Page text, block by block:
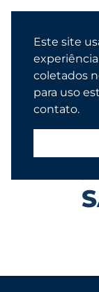
Este site
coletados
para uso
contato.